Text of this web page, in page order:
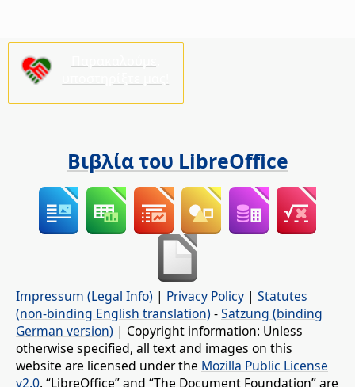
Βιβλία του LibreOffice
Impressum (Legal Info) | Privacy Policy | Statutes
(non-binding English translation) -Satzung (binding
German version) | Copyright information: Unless
otherwise specified, all text and images on this
website are licensed under the Mozilla Public License
v2.0. “LibreOffice” and “The Document Foundation” are